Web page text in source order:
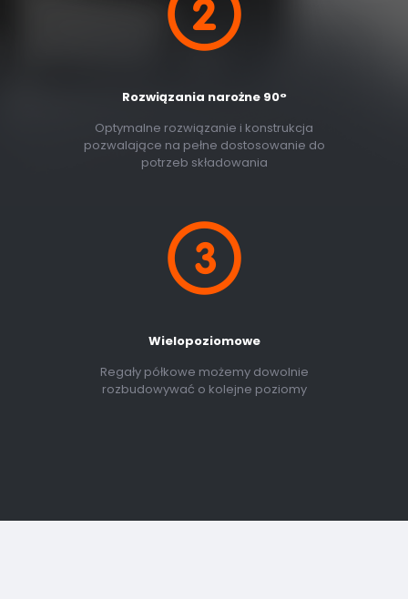
Rozwiązania narożne 90°
Optymalne rozwiązanie i konstrukcja
pozwalające na pełne dostosowanie do
potrzeb składowania
Wielopoziomowe
Regały półkowe możemy dowolnie
rozbudowywać o kolejne poziomy